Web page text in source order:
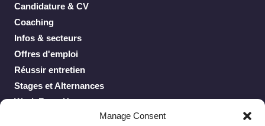
Manage Consent
Candidature & CV
Coaching
Infos & secteurs
Offres d'emploi
Réussir entretien
Stages et Alternances
Work From Home